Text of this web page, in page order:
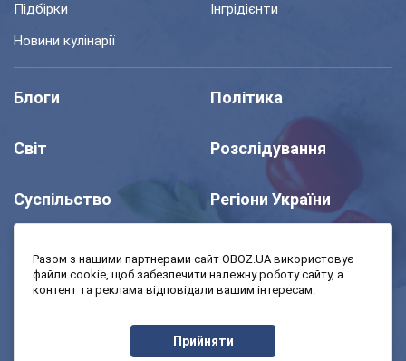
Підбірки
Інгрідієнти
Новини кулінарії
Блоги Політика
Світ Розслідування
Суспільство Регіони України
Шоу Спорт
Моя школа
Економіка
Разом з нашими партнерами сайт OBOZ.UA використовує
файли cookie, щоб забезпечити належну роботу сайту, а
контент та реклама відповідали вашим інтересам.
Прийняти